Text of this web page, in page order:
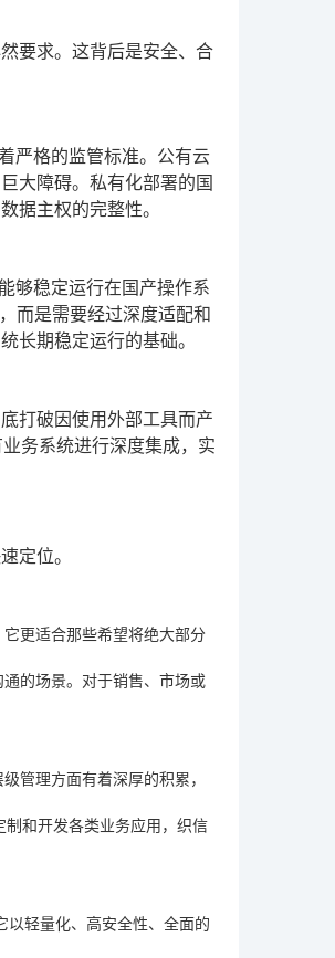
要求。这背后是安全、合
严格的监管标准。公有云
大障碍。私有化部署的国
据主权的完整性。
够稳定运行在国产操作系
而是需要经过深度适配和
长期稳定运行的基础。
打破因使用外部工具而产
务系统进行深度集成，实
定位。
更适合那些希望将绝大部分
的场景。对于销售、市场或
管理方面有着深厚的积累，
和开发各类业务应用，织信
以轻量化、高安全性、全面的